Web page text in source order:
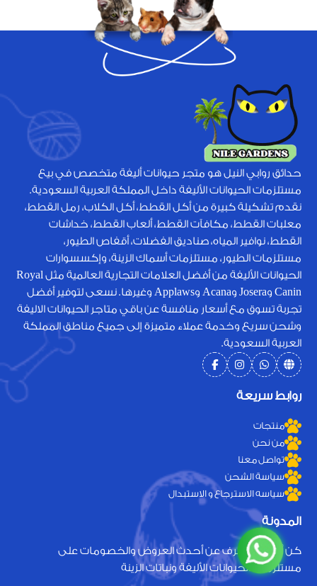
حدائق روابي النيل هو متجر حيوانات أليفة متخصص في بيع
مستلزمات الحيوانات الأليفة داخل المملكة العربية السعودية.
نقدم تشكيلة كبيرة من أكل القطط، أكل الكلاب، رمل القطط،
معلبات القطط، مكافآت القطط، ألعاب القطط، خداشات
القطط، نوافير المياه، صناديق الفضلات، أقفاص الطيور،
مستلزمات الطيور، مستلزمات أسماك الزينة، وإكسسوارات
الحيوانات الأليفة من أفضل العلامات التجارية العالمية مثل Royal
Canin وJosera وAcana وApplaws وغيرها. نسعى لتوفير أفضل
تجربة تسوق مع أسعار منافسة عن باقي متاجر الحيوانات الاليفة
وشحن سريع وخدمة عملاء متميزة إلى جميع مناطق المملكة
العربية السعودية.
روابط سريعة
منتجات
من نحن
تواصل معنا
سياسة الشحن
سياسه الاسترجاع و الاستبدال
المدونة
كن أول من يعرف عن أحدث العروض والخصومات على
مستلزمات الحيوانات الأليفة ونباتات الزينة